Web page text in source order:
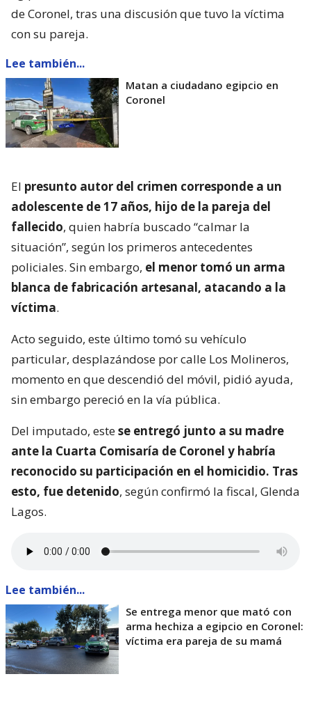
de Coronel, tras una discusión que tuvo la víctima
con su pareja.
Lee también...
Matan a ciudadano egipcio en
Coronel
El presunto autor del crimen corresponde a un
adolescente de 17 años, hijo de la pareja del
fallecido, quien habría buscado “calmar la
situación”, según los primeros antecedentes
policiales. Sin embargo, el menor tomó un arma
blanca de fabricación artesanal, atacando a la
víctima.
Acto seguido, este último tomó su vehículo
particular, desplazándose por calle Los Molineros,
momento en que descendió del móvil, pidió ayuda,
sin embargo pereció en la vía pública.
Del imputado, estese entregó junto a su madre
ante la Cuarta Comisaría de Coronel y habría
reconocido su participación en el homicidio. Tras
esto, fue detenido, según confirmó la fiscal, Glenda
Lagos.
Lee también...
Se entrega menor que mató con
arma hechiza a egipcio en Coronel:
víctima era pareja de su mamá